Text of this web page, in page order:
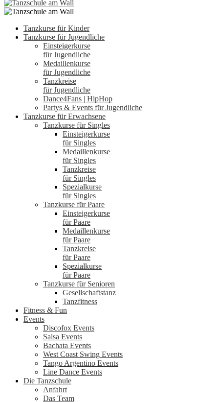
Tanzkurse für Kinder
Tanzkurse für Jugendliche
Einsteigerkurse
für Jugendliche
Medaillenkurse
für Jugendliche
Tanzkreise
für Jugendliche
Dance4Fans | HipHop
Partys & Events für Jugendliche
Tanzkurse für Erwachsene
Tanzkurse für Singles
Einsteigerkurse
für Singles
Medaillenkurse
für Singles
Tanzkreise
für Singles
Spezialkurse
für Singles
Tanzkurse für Paare
Einsteigerkurse
für Paare
Medaillenkurse
für Paare
Tanzkreise
für Paare
Spezialkurse
für Paare
Tanzkurse für Senioren
Gesellschaftstanz
Tanzfitness
Fitness & Fun
Events
Discofox Events
Salsa Events
Bachata Events
West Coast Swing Events
Tango Argentino Events
Line Dance Events
Die Tanzschule
Anfahrt
Das Team